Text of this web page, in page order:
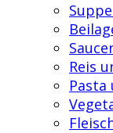
Reis
Pasta